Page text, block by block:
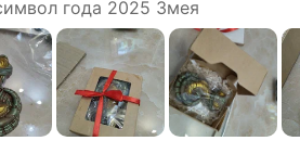
года 2025 Змея